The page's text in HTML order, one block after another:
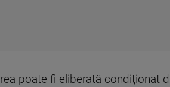
poate fi eliberată condiţionat